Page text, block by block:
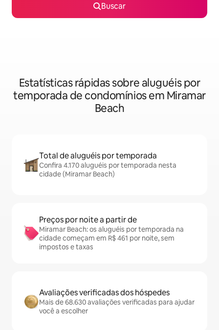
Buscar
Estatísticas rápidas sobre aluguéis por
temporada de condomínios em Miramar
Beach
Total de aluguéis por temporada
Confira 4.170 aluguéis por temporada nesta
cidade (Miramar Beach)
Preços por noite a partir de
Miramar Beach: os aluguéis por temporada na
cidade começam em R$ 461 por noite, sem
impostos e taxas
Avaliações verificadas dos hóspedes
Mais de 68.630 avaliações verificadas para ajudar
você a escolher